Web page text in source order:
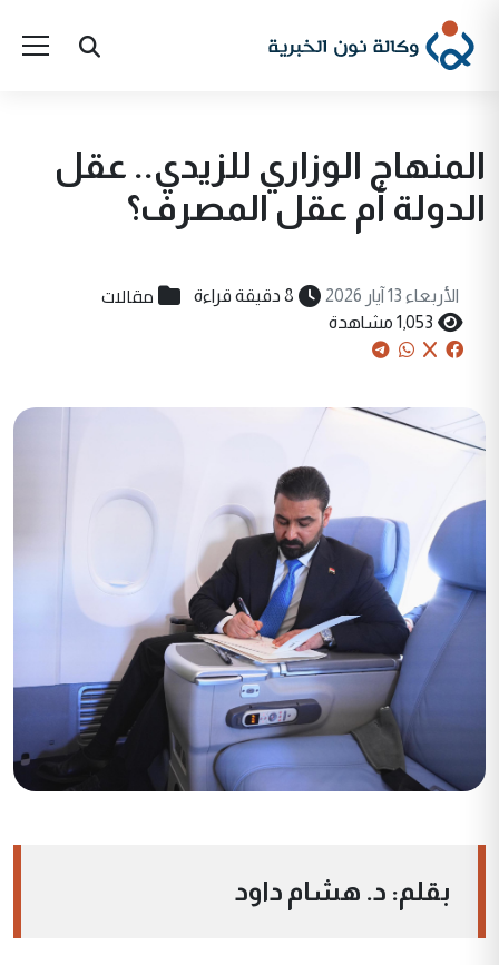
المنهاج الوزاري للزيدي.. عقل
الدولة أم عقل المصرف؟
الأربعاء 13 آيار 2026 8 دقيقة قراءة مقالات
1,053 مشاهدة
بقلم: د. هشام داود